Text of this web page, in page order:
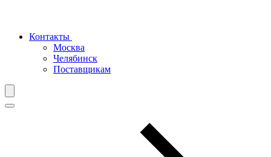
Контакты
Москва
Челябинск
Поставщикам